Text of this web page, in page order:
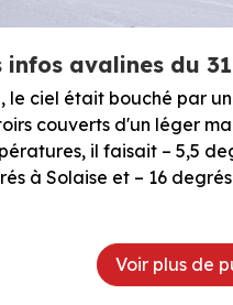
infos avalines du
le ciel était bouché par
couverts d'un léger
il faisait – 5,5
à Solaise et – 16 degrés
Voir plus de